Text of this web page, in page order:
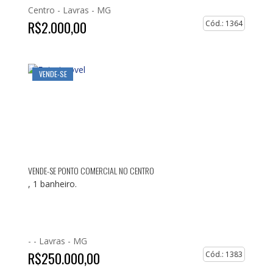
Centro - Lavras - MG
R$2.000,00 Cód.: 1364
VENDE-SE
VENDE-SE PONTO COMERCIAL NO CENTRO
, 1 banheiro.
- - Lavras - MG
R$250.000,00 Cód.: 1383